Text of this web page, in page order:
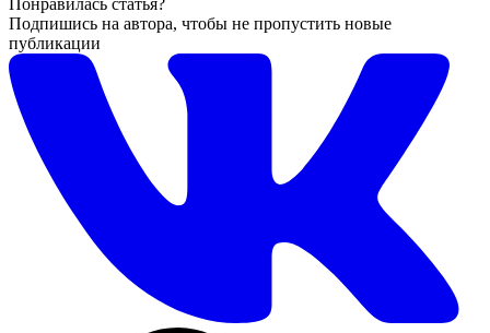
Подпишись на автора, чтобы не пропустить новые
публикации